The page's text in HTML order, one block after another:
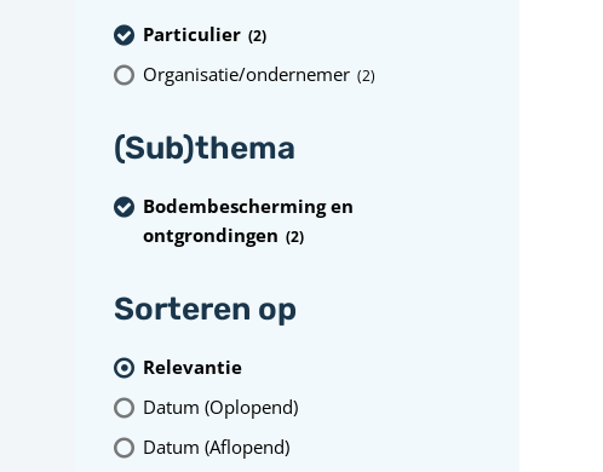
Particulier (2)
Organisatie/ondernemer (2)
(Sub)thema
Bodembescherming en
ontgrondingen (2)
Sorteren op
Relevantie
Datum (Oplopend)
Datum (Aflopend)